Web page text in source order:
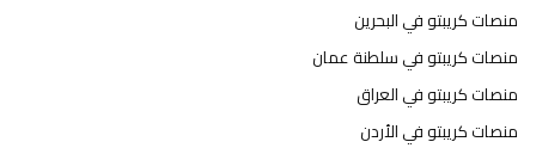
منصات كريبتو في البحرين
منصات كريبتو في سلطنة عمان
منصات كريبتو في العراق
منصات كريبتو في الأردن